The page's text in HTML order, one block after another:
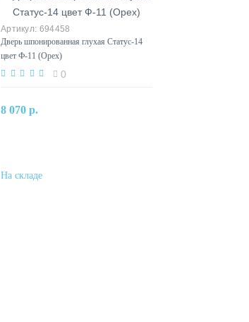
694458
Дверь шпонированная глухая Статус-14
цвет Ф-11 (Орех)
0
8 070 р.В корзину